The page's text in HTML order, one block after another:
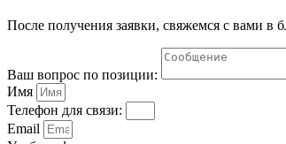
После получения заявки, свяжемся с вами
Ваш вопрос по позиции:
Имя
Телефон для связи:
Email